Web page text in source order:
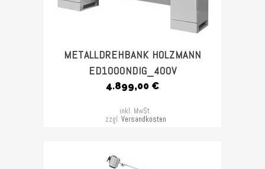
METALLDREHBANK HOLZMANN
ED1000NDIG_400V
4.899,00 €
inkl. MwSt.
zzgl. Versandkosten